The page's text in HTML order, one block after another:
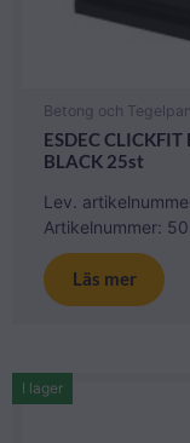
Betong och
ESDEC
BLACK 25st
Lev.
Artikelnummer:
Läs mer
I lager